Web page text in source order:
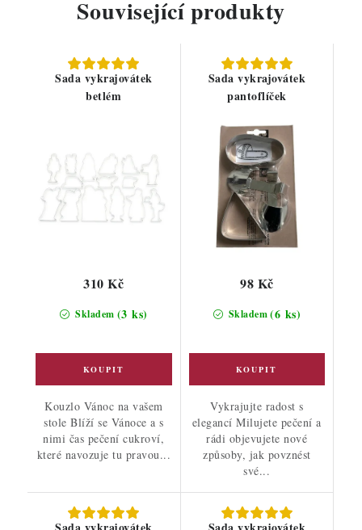
Související produkty
Sada vykrajovátek
betlém
Skladem (3 ks)
310 Kč
Kouzlo Vánoc na vašem
stole Blíží se Vánoce a s
nimi čas pečení cukroví,
které navozuje tu pravou...
Sada vykrajovátek
pantoflíček
Skladem(6 ks)
98 Kč
Vykrajujte radost s
elegancí Milujete pečení a
rádi objevujete nové
způsoby, jak povznést
své...